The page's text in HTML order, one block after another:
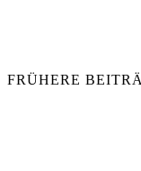
FRÜHERE